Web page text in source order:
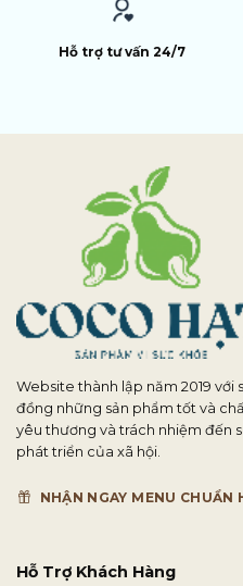
Hỗ trợ tư vấn 24/7
Website thành lập năm 2019
đồng những sản phẩm tốt và
yêu thương và trách nhiệm đến
phát triển của xã hội.
NHẬN NGAY MENU CHUẨN
Hỗ Trợ Khách Hàng